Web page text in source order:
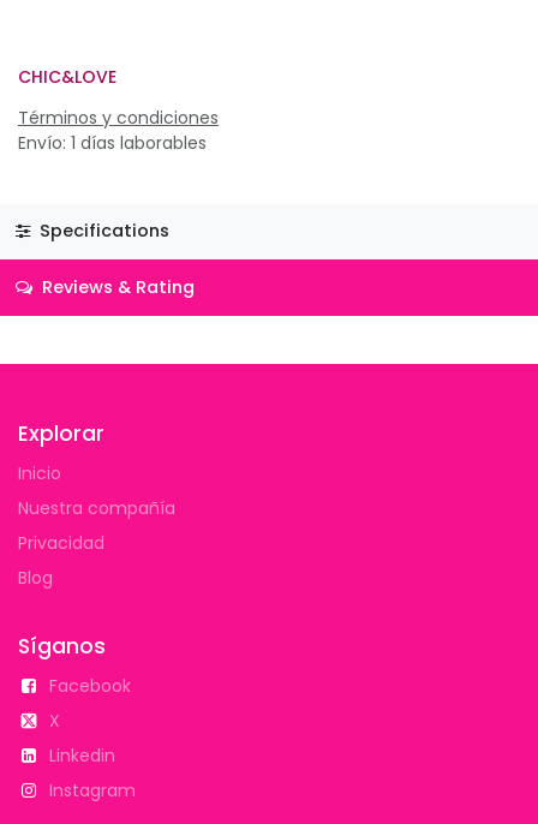
CHIC&LOVE
Términos y condiciones
Envío: 1 días laborables
Specifications
Reviews & Rating
Explorar
Inicio
Nuestra compañía
Privacidad
Blog
Síganos
Facebook
X
Linkedin
Instagram